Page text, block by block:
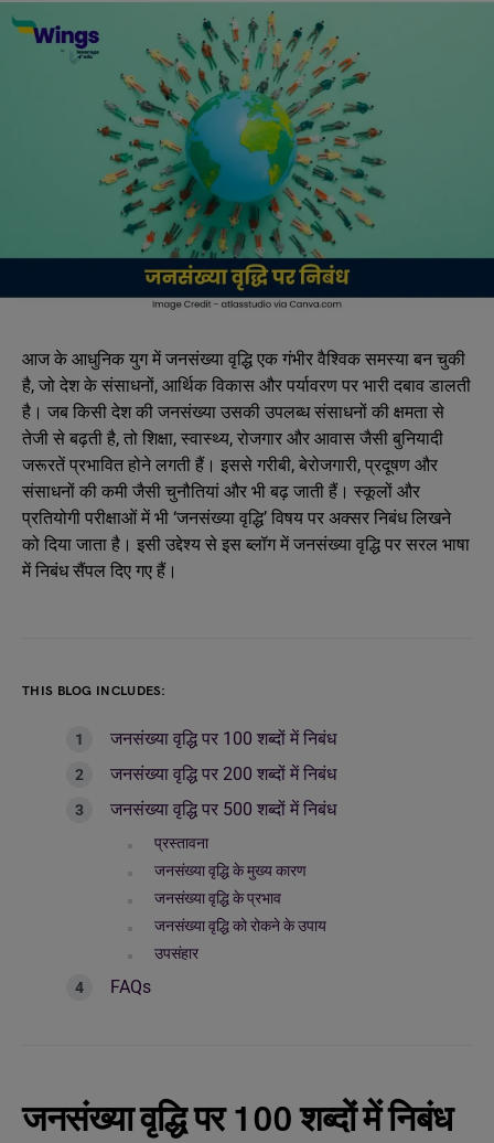
आज के आधुनिक युग में जनसंख्या वृद्धि एक गंभीर वैश्विक समस्या बन चुकी
है, जो देश के संसाधनों, आर्थिक विकास और पर्यावरण पर भारी दबाव डालती
है। जब किसी देश की जनसंख्या उसकी उपलब्ध संसाधनों की क्षमता से
तेजी से बढ़ती है, तो शिक्षा, स्वास्थ्य, रोजगार और आवास जैसी बुनियादी
जरूरतें प्रभावित होने लगती हैं। इससे गरीबी, बेरोजगारी, प्रदूषण और
संसाधनों की कमी जैसी चुनौतियां और भी बढ़ जाती हैं। स्कूलों और
प्रतियोगी परीक्षाओं में भी ‘जनसंख्या वृद्धि’ विषय पर अक्सर निबंध लिखने
को दिया जाता है। इसी उद्देश्य से इस ब्लॉग में जनसंख्या वृद्धि पर सरल भाषा
में निबंध सैंपल दिए गए हैं।
THIS BLOG INCLUDES:
जनसंख्या वृद्धि पर 100 शब्दों में निबंध
जनसंख्या वृद्धि पर 200 शब्दों में निबंध
जनसंख्या वृद्धि पर 500 शब्दों में निबंध
प्रस्तावना
जनसंख्या वृद्धि के मुख्य कारण
जनसंख्या वृद्धि के प्रभाव
जनसंख्या वृद्धि को रोकने के उपाय
उपसंहार
FAQs
जनसंख्या वृद्धि पर 100 शब्दों में निबंध